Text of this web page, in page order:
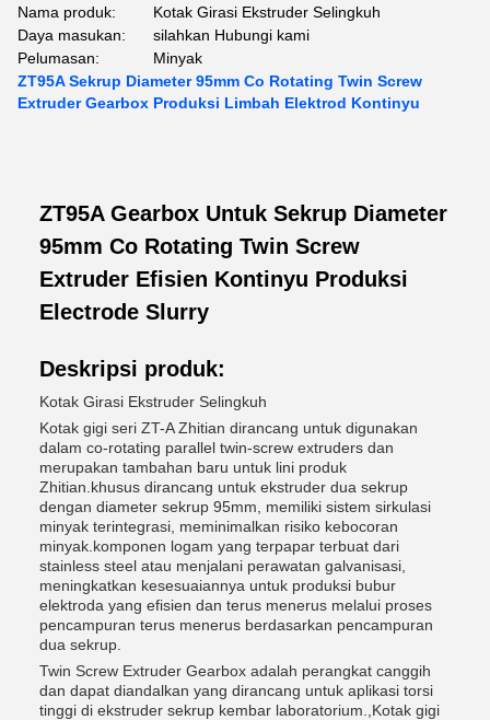
Nama produk:
Kotak Girasi Ekstruder Selingkuh
Daya masukan:
silahkan Hubungi kami
Pelumasan:
Minyak
ZT95A Sekrup Diameter 95mm Co Rotating Twin Screw
Extruder Gearbox Produksi Limbah Elektrod Kontinyu
ZT95A Gearbox Untuk Sekrup Diameter
95mm Co Rotating Twin Screw
Extruder Efisien Kontinyu Produksi
Electrode Slurry
Deskripsi produk:
Kotak Girasi Ekstruder Selingkuh
Kotak gigi seri ZT-A Zhitian dirancang untuk digunakan
dalam co-rotating parallel twin-screw extruders dan
merupakan tambahan baru untuk lini produk
Zhitian.khusus dirancang untuk ekstruder dua sekrup
dengan diameter sekrup 95mm, memiliki sistem sirkulasi
minyak terintegrasi, meminimalkan risiko kebocoran
minyak.komponen logam yang terpapar terbuat dari
stainless steel atau menjalani perawatan galvanisasi,
meningkatkan kesesuaiannya untuk produksi bubur
elektroda yang efisien dan terus menerus melalui proses
pencampuran terus menerus berdasarkan pencampuran
dua sekrup.
Twin Screw Extruder Gearbox adalah perangkat canggih
dan dapat diandalkan yang dirancang untuk aplikasi torsi
tinggi di ekstruder sekrup kembar laboratorium.,Kotak gigi